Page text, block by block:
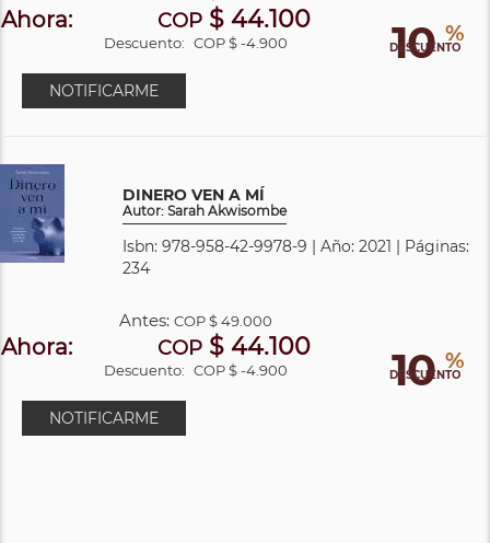
10 %
DESCUENTO
Ahora: COP $ 44.100
Descuento: COP $ -4.900
NOTIFICARME
DINERO VEN A MÍ
Autor: Sarah Akwisombe
Isbn: 978-958-42-9978-9 | Año: 2021 | Páginas:
234
10 %
DESCUENTO
Antes:COP$ 49.000
Ahora: COP $ 44.100
Descuento: COP $ -4.900
NOTIFICARME